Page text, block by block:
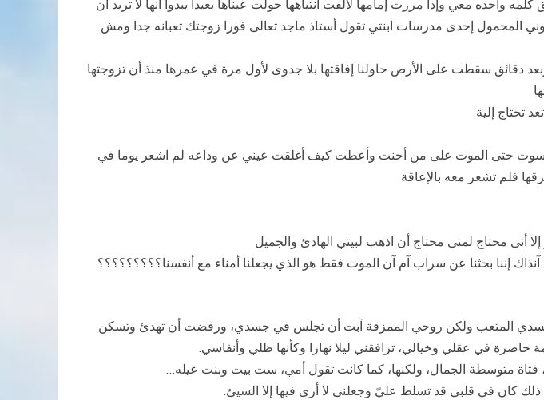
معي وإذا مررت إمامها لألفت انتباهها حولت عيناها بعيدا يبدوا أنها لا تريد أن
المحمول إحدى مدرسات ابنتي تقول أستاذ ماجد تعالى فورا زوجتك تعبانه جدا ومش
دقائق سقطت على الأرض حاولنا إفاقتها بلا جدوى لأول مرة في عمرها منذ أن تزوجتها
تحتاج إلية
حتى الموت على من أحنت وأعطت كيف أغلقت عيني عن وداعه لم اشعر يوما في
فلم تشعر معه بالإعاقة
أنى محتاج لمنى محتاج أن اذهب لبيتي الهادئ والجميل
إننا بحثنا عن سراب آم آن الموت فقط هو الذي يجعلنا أمناء مع أنفسنا؟؟؟؟؟؟؟؟؟
المتعب ولكن روحي الممزقة آبت أن تجلس في جسدي، ورفضت أن تهدئ وتسكن
حاضرة في عقلي وخيالي، ترافقني ليلا نهارا وكأنها ظلي وأنفاسي.
فتاة متوسطة الجمال، ولكنها، كما كانت تقول أمي، ست بيت وبنت عيله…
كان في قلبي قد تسلط عليّ وجعلني لا أرى فيها إلا السيئ.